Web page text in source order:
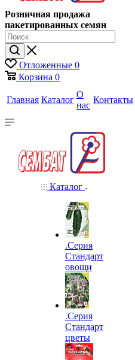
Розничная продажа
пакетированных семян
Отложенные 0
Корзина 0
Главная Каталог
О
нас
Контакты
Каталог
.Серия
Стандарт
овощи
.Серия
Стандарт
цветы